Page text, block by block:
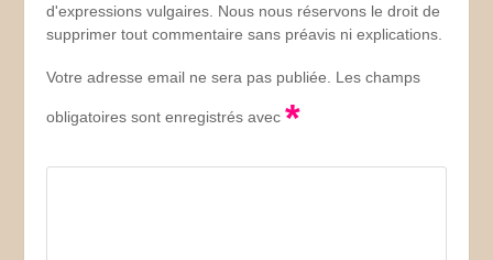
d'expressions vulgaires. Nous nous réservons le droit de
supprimer tout commentaire sans préavis ni explications.
Votre adresse email ne sera pas publiée. Les champs
obligatoires sont enregistrés avec*